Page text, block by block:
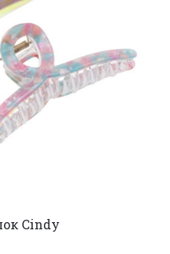
Cindy